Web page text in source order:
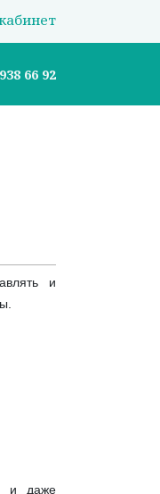
66 92
и
и даже